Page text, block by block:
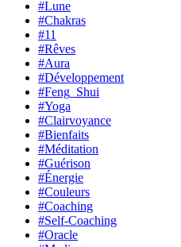
#Lune
#Chakras
#11
#Rêves
#Aura
#Développement
#Feng_Shui
#Yoga
#Clairvoyance
#Bienfaits
#Méditation
#Guérison
#Énergie
#Couleurs
#Coaching
#Self-Coaching
#Oracle